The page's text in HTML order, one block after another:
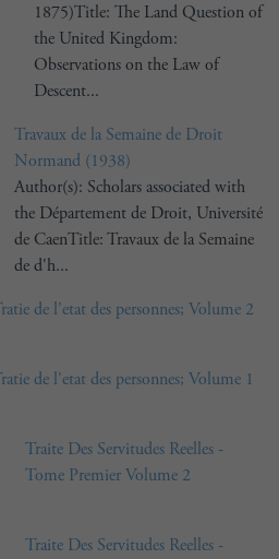
1875)Title: The Land Question of
the United Kingdom:
Observations on the Law of
Descent...
Travaux de la Semaine de Droit
Normand (1938)
Author(s): Scholars associated with
the Département de Droit, Université
de CaenTitle: Travaux de la Semaine
de d'h...
de l'etat des personnes; Volume 2
de l'etat des personnes; Volume 1
Traite Des Servitudes Reelles -
Tome Premier Volume 2
Traite Des Servitudes Reelles -